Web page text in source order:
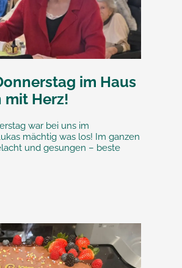
im Haus
mit Herz!
war bei uns im
mächtig was los! Im ganzen
und gesungen – beste